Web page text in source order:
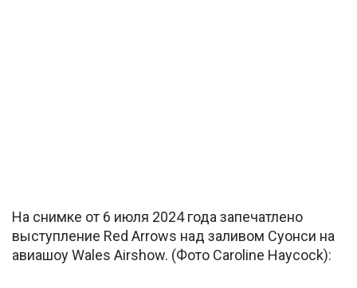
На снимке от 6 июля 2024 года запечатлено
выступление Red Arrows над заливом Суонси на
авиашоу Wales Airshow. (Фото Caroline Haycock):